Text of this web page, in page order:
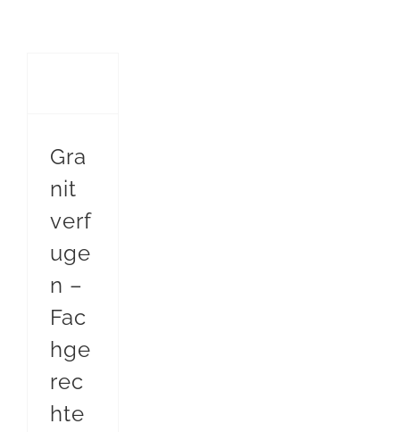
Gra
nit
verf
uge
n –
Fac
hge
rec
hte